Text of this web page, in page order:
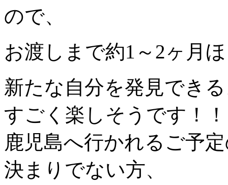
ので、
お渡しまで約1～2ヶ月
新たな自分を発見でき
すごく楽しそうです！！
鹿児島へ行かれるご予
決まりでない方、